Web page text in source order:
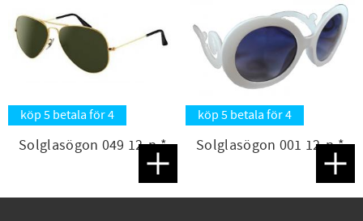
köp 5 betala för 4
Solglasögon 049 12-p *
Lägg till i favoriter
köp 5 betala för 4
Solglasögon 001 12-p *